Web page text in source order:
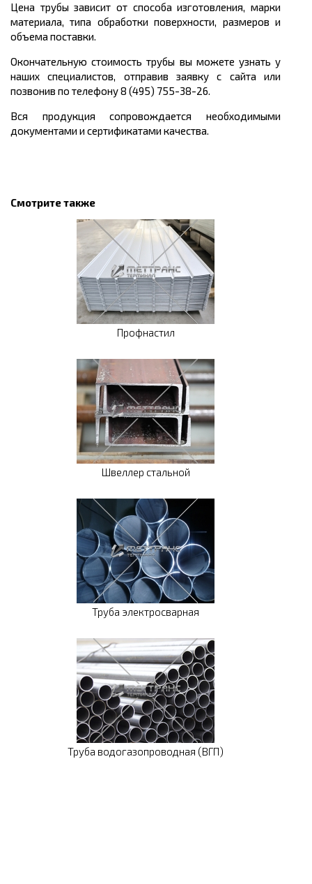
Цена трубы зависит от способа изготовления, марки
материала, типа обработки поверхности, размеров и
объема поставки.
Окончательную стоимость трубы вы можете узнать у
наших специалистов, отправив заявку с сайта или
позвонив по телефону 8 (495) 755-38-26.
Вся продукция сопровождается необходимыми
документами и сертификатами качества.
Смотрите также
Профнастил
Швеллер стальной
Труба электросварная
Труба водогазопроводная (ВГП)